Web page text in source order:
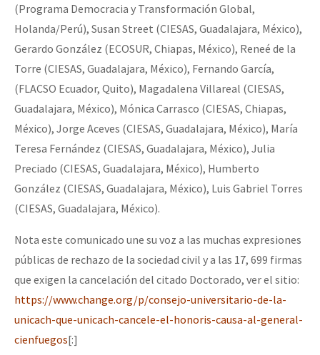
(Programa Democracia y Transformación Global,
Holanda/Perú), Susan Street (CIESAS, Guadalajara, México),
Gerardo González (ECOSUR, Chiapas, México), Reneé de la
Torre (CIESAS, Guadalajara, México), Fernando García,
(FLACSO Ecuador, Quito), Magadalena Villareal (CIESAS,
Guadalajara, México), Mónica Carrasco (CIESAS, Chiapas,
México), Jorge Aceves (CIESAS, Guadalajara, México), María
Teresa Fernández (CIESAS, Guadalajara, México), Julia
Preciado (CIESAS, Guadalajara, México), Humberto
González (CIESAS, Guadalajara, México), Luis Gabriel Torres
(CIESAS, Guadalajara, México).
Nota este comunicado une su voz a las muchas expresiones
públicas de rechazo de la sociedad civil y a las 17, 699 firmas
que exigen la cancelación del citado Doctorado, ver el sitio:
https://www.change.org/p/consejo-universitario-de-la-
unicach-que-unicach-cancele-el-honoris-causa-al-general-
cienfuegos[:]